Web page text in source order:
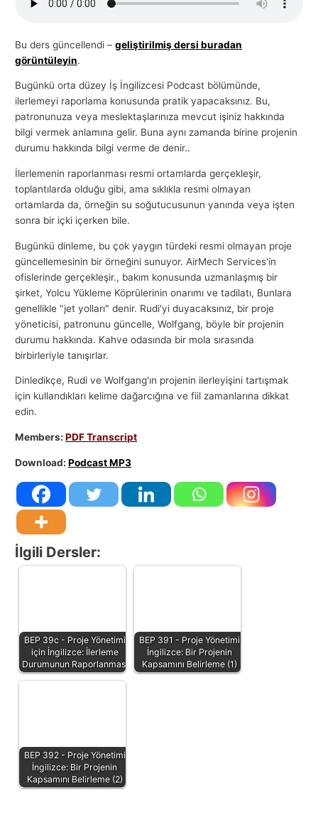
Bu ders güncellendi –geliştirilmiş dersi buradan
görüntüleyin.
Bugünkü orta düzey İş İngilizcesi Podcast bölümünde,
ilerlemeyi raporlama konusunda pratik yapacaksınız. Bu,
patronunuza veya meslektaşlarınıza mevcut işiniz hakkında
bilgi vermek anlamına gelir. Buna aynı zamanda birine projenin
durumu hakkında bilgi verme de denir..
İlerlemenin raporlanması resmi ortamlarda gerçekleşir,
toplantılarda olduğu gibi, ama sıklıkla resmi olmayan
ortamlarda da, örneğin su soğutucusunun yanında veya işten
sonra bir içki içerken bile.
Bugünkü dinleme, bu çok yaygın türdeki resmi olmayan proje
güncellemesinin bir örneğini sunuyor. AirMech Services'in
ofislerinde gerçekleşir., bakım konusunda uzmanlaşmış bir
şirket, Yolcu Yükleme Köprülerinin onarımı ve tadilatı, Bunlara
genellikle "jet yolları" denir. Rudi'yi duyacaksınız, bir proje
yöneticisi, patronunu güncelle, Wolfgang, böyle bir projenin
durumu hakkında. Kahve odasında bir mola sırasında
birbirleriyle tanışırlar.
Dinledikçe, Rudi ve Wolfgang'ın projenin ilerleyişini tartışmak
için kullandıkları kelime dağarcığına ve fiil zamanlarına dikkat
edin.
Members:PDF Transcript
Download:Podcast MP3
İlgili Dersler:
BEP 39c - Proje Yönetimi
için İngilizce: İlerleme
Durumunun Raporlanması
BEP 391 - Proje Yönetimi
İngilizce: Bir Projenin
Kapsamını Belirleme (1)
BEP 392 - Proje Yönetimi
İngilizce: Bir Projenin
Kapsamını Belirleme (2)